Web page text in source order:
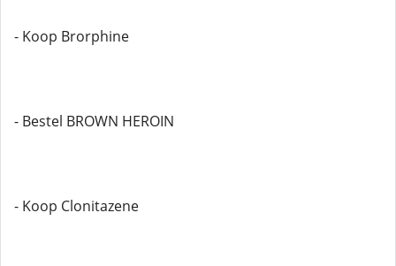
- Koop Brorphine
- Bestel BROWN HEROIN
- Koop Clonitazene